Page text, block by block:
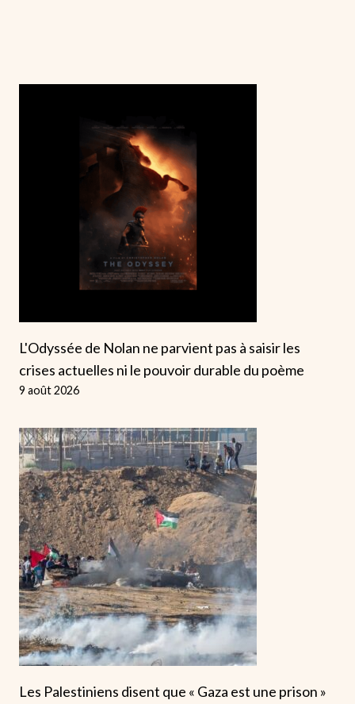
L'Odyssée de Nolan ne parvient pas à saisir les
crises actuelles ni le pouvoir durable du poème
9 août 2026
Les Palestiniens disent que « Gaza est une prison »